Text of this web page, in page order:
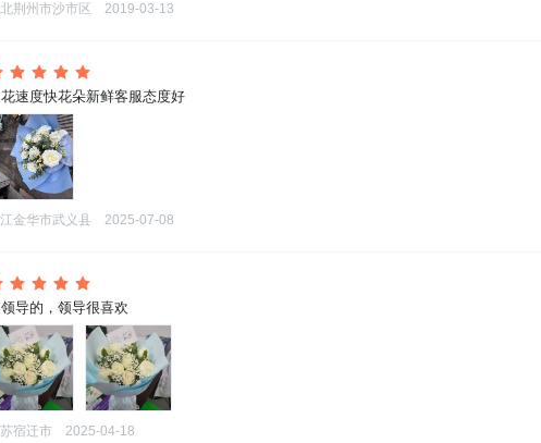
荆州市沙市区 2019-03-13
速度快花朵新鲜客服态度好
金华市武义县 2025-07-08
导的，领导很喜欢
宿迁市 2025-04-18